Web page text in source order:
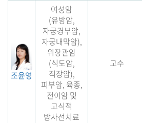
조윤영
여성암
(유방암,
자궁경부암,
자궁내막암),
위장관암
(식도암,
직장암),
피부암, 육종,
전이암 및
고식적
방사선치료
교수